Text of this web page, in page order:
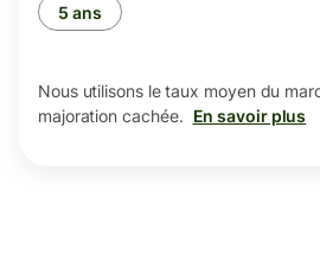
5 ans
Nous utilisons le taux moyen du
majoration cachée. En savoir plus